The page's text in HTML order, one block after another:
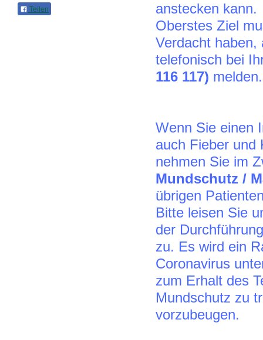
Teilen
anstecken kann.
Oberstes Ziel
Verdacht
telefonisch bei
116 117) melden.
Wenn Sie einen
auch Fieber und
nehmen Sie im
Mundschutz /
übrigen
Bitte leisen Sie
der
zu. Es wird ein
Coronavirus
zum Erhalt des
Mundschutz zu
vorzubeugen.